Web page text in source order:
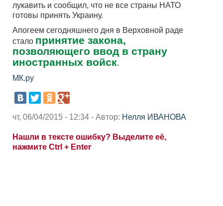
лукавить и сообщил, что не все страны НАТО
готовы принять Украину.
Апогеем сегодняшнего дня в Верховной раде
стало принятие закона,
позволяющего ввод в страну
иностранных войск.
МК.ру
чт, 06/04/2015 - 12:34 - Автор: Нелля ИВАНОВА
Нашли в тексте ошибку? Выделите её,
нажмите Ctrl + Enter